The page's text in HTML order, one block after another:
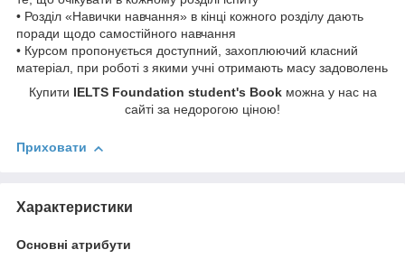
• Розділ «Навички навчання» в кінці кожного розділу дають
поради щодо самостійного навчання
• Курсом пропонується доступний, захоплюючий класний
матеріал, при роботі з якими учні отримають масу задоволень
Купити IELTS Foundation student's Bookможна у нас на
сайті за недорогою ціною!
Приховати
Характеристики
Основні атрибути